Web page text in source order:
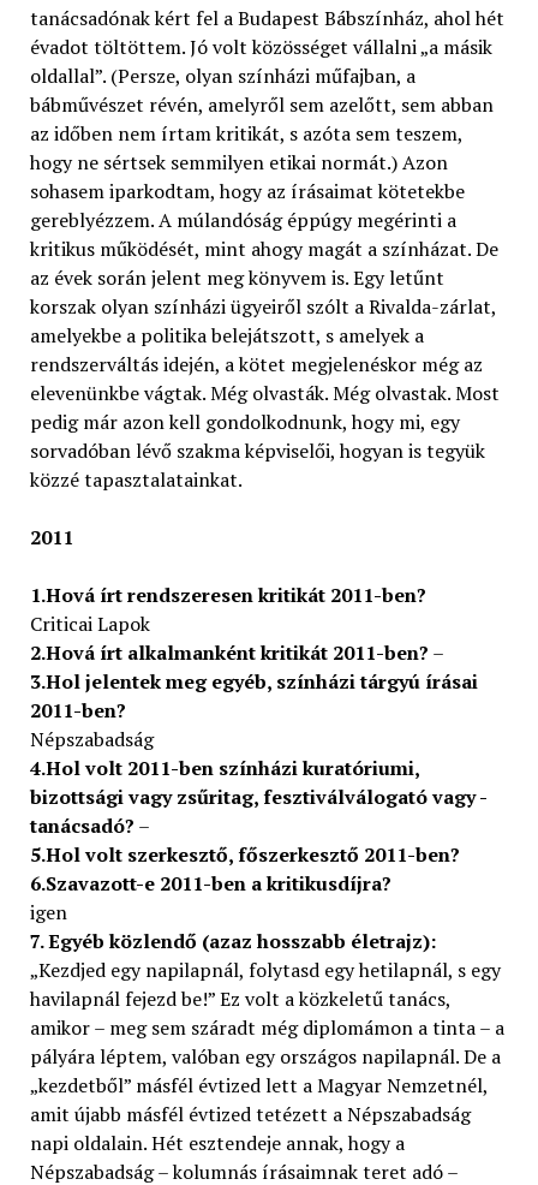
tanácsadónak kért fel a Budapest Bábszínház, ahol hét
évadot töltöttem. Jó volt közösséget vállalni „a másik
oldallal”. (Persze, olyan színházi műfajban, a
bábművészet révén, amelyről sem azelőtt, sem abban
az időben nem írtam kritikát, s azóta sem teszem,
hogy ne sértsek semmilyen etikai normát.) Azon
sohasem iparkodtam, hogy az írásaimat kötetekbe
gereblyézzem. A múlandóság éppúgy megérinti a
kritikus működését, mint ahogy magát a színházat. De
az évek során jelent meg könyvem is. Egy letűnt
korszak olyan színházi ügyeiről szólt a Rivalda-zárlat,
amelyekbe a politika belejátszott, s amelyek a
rendszerváltás idején, a kötet megjelenéskor még az
elevenünkbe vágtak. Még olvasták. Még olvastak. Most
pedig már azon kell gondolkodnunk, hogy mi, egy
sorvadóban lévő szakma képviselői, hogyan is tegyük
közzé tapasztalatainkat.
2011
1.Hová írt rendszeresen kritikát 2011-ben?
Criticai Lapok
2.Hová írt alkalmanként kritikát 2011-ben? –
3.Hol jelentek meg egyéb, színházi tárgyú írásai
2011-ben?
Népszabadság
4.Hol volt 2011-ben színházi kuratóriumi,
bizottsági vagy zsűritag, fesztiválválogató vagy -
tanácsadó? –
5.Hol volt szerkesztő, főszerkesztő 2011-ben?
6.Szavazott-e 2011-ben a kritikusdíjra?
igen
7. Egyéb közlendő (azaz hosszabb életrajz):
„Kezdjed egy napilapnál, folytasd egy hetilapnál, s egy
havilapnál fejezd be!” Ez volt a közkeletű tanács,
amikor – meg sem száradt még diplomámon a tinta – a
pályára léptem, valóban egy országos napilapnál. De a
„kezdetből” másfél évtized lett a Magyar Nemzetnél,
amit újabb másfél évtized tetézett a Népszabadság
napi oldalain. Hét esztendeje annak, hogy a
Népszabadság – kolumnás írásaimnak teret adó –